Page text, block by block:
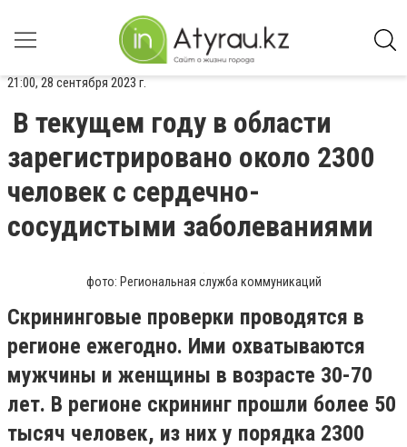
21:00, 28 сентября 2023 г.
В текущем году в области
зарегистрировано около 2300
человек с сердечно-
сосудистыми заболеваниями
фото: Региональная служба коммуникаций
Скрининговые проверки проводятся в
регионе ежегодно. Ими охватываются
мужчины и женщины в возрасте 30-70
лет. В регионе скрининг прошли более 50
тысяч человек, из них у порядка 2300